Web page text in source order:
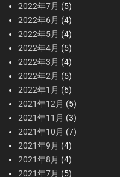
2022年7月 (5)
2022年6月 (4)
2022年5月 (4)
2022年4月 (5)
2022年3月 (4)
2022年2月 (5)
2022年1月 (6)
2021年12月 (5)
2021年11月 (3)
2021年10月 (7)
2021年9月 (4)
2021年8月 (4)
2021年7月 (5)